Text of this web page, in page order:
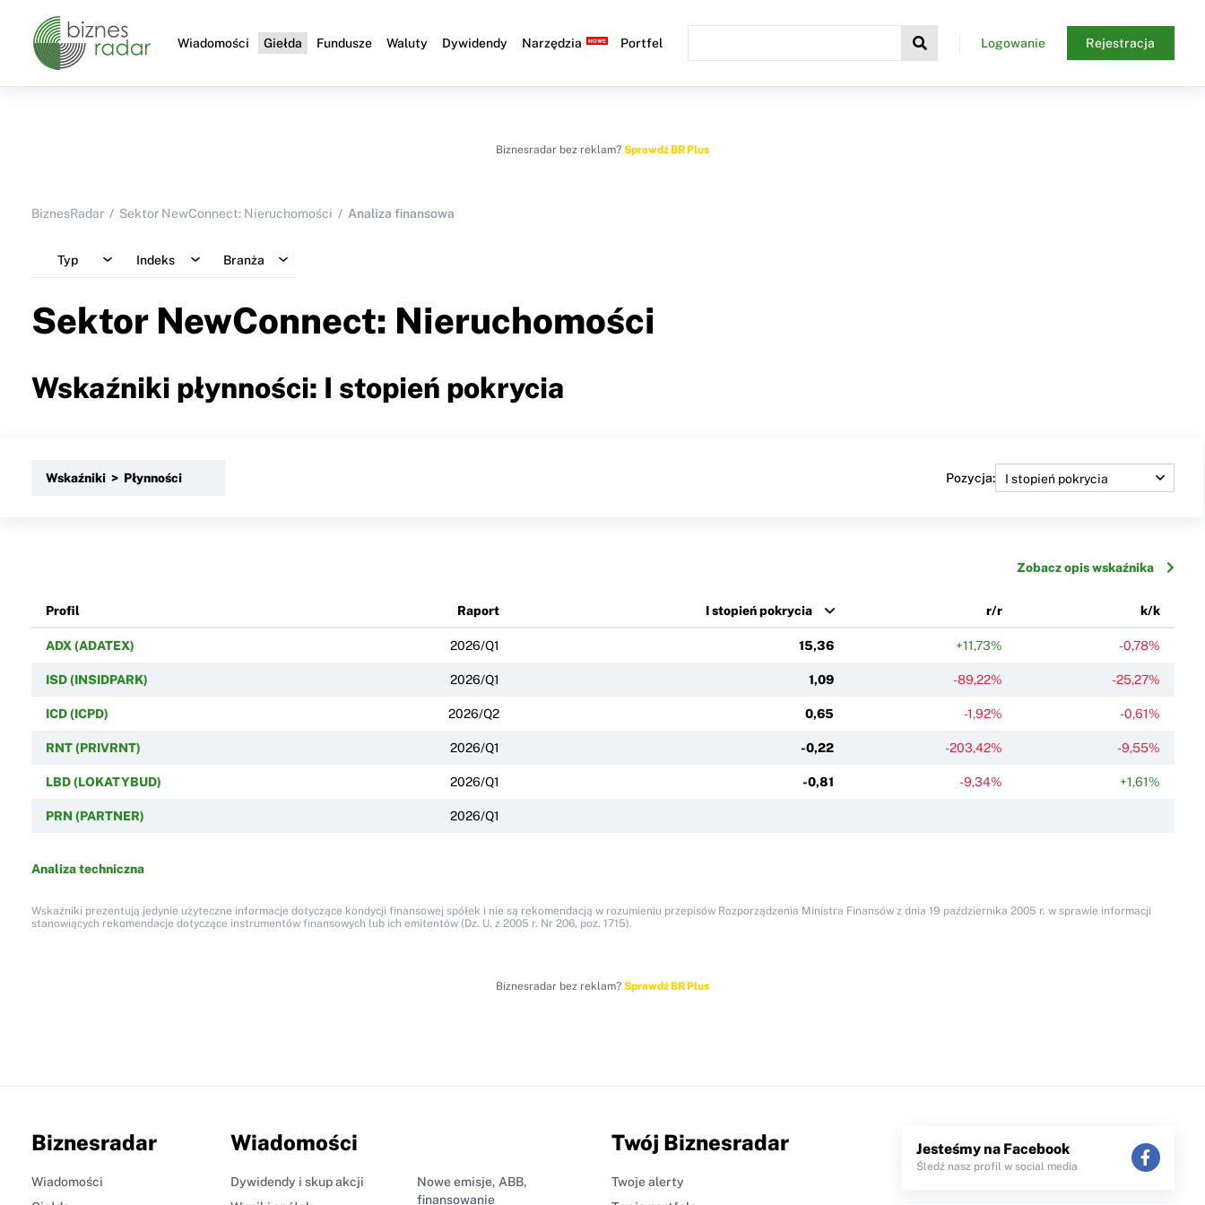
Wiadomości Giełda Fundusze Waluty Dywidendy Narzędzia Portfel Logowanie Rejestracja
Biznesradar bez reklam? Sprawdź BR Plus
BiznesRadar Sektor NewConnect: Nieruchomości Analiza finansowa
Typ Indeks Branża
Sektor NewConnect: Nieruchomości
Wskaźniki płynności: I stopień pokrycia
Wskaźniki > Płynności Pozycja:
Zobacz opis wskaźnika
Profil Raport I stopień pokrycia r/r k/k
ADX (ADATEX) 2026/Q1 15,36 +11,73% -0,78%
ISD (INSIDPARK) 2026/Q1 1,09 -89,22% -25,27%
ICD (ICPD) 2026/Q2 0,65 -1,92% -0,61%
RNT (PRIVRNT) 2026/Q1 -0,22 -203,42% -9,55%
LBD (LOKATYBUD) 2026/Q1 -0,81 -9,34% +1,61%
PRN (PARTNER) 2026/Q1
Analiza techniczna
Wskaźniki prezentują jedynie użyteczne informacje dotyczące kondycji finansowej spółek i nie są rekomendacją w rozumieniu przepisów Rozporządzenia Ministra Finansów z dnia 19 października 2005 r. w sprawie informacji
stanowiących rekomendacje dotyczące instrumentów finansowych lub ich emitentów (Dz. U. z 2005 r. Nr 206, poz. 1715).
Biznesradar bez reklam? Sprawdź BR Plus
Biznesradar
Wiadomości
Wiadomości
Dywidendy i skup akcji
Nowe emisje, ABB,
finansowanie
Twój Biznesradar
Twoje alerty
Jesteśmy na Facebook
Śledź nasz profil w social media